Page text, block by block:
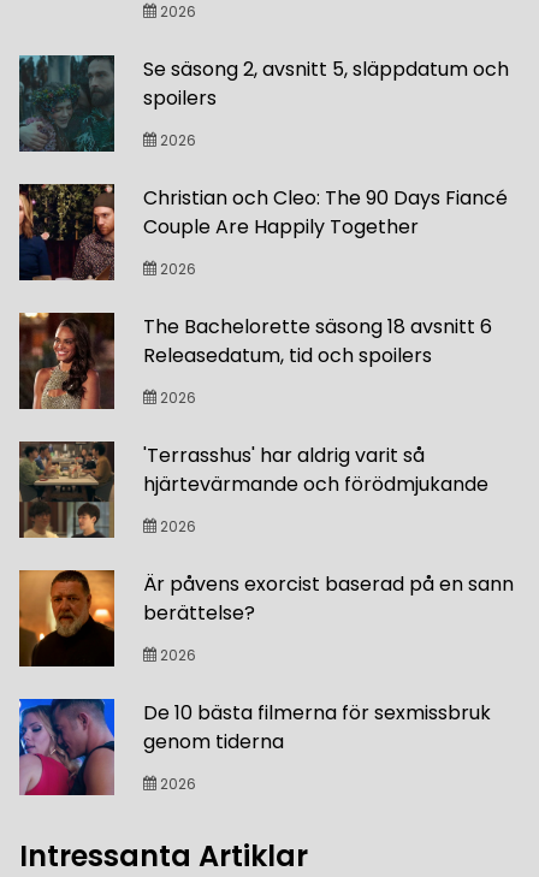
2026
Se säsong 2, avsnitt 5, släppdatum och
spoilers
2026
Christian och Cleo: The 90 Days Fiancé
Couple Are Happily Together
2026
The Bachelorette säsong 18 avsnitt 6
Releasedatum, tid och spoilers
2026
'Terrasshus' har aldrig varit så
hjärtevärmande och förödmjukande
2026
Är påvens exorcist baserad på en sann
berättelse?
2026
De 10 bästa filmerna för sexmissbruk
genom tiderna
2026
Intressanta Artiklar